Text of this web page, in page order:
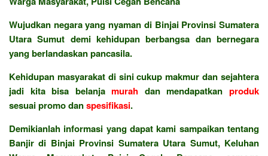
Wujudkan negara yang nyaman di Binjai Provinsi Sumatera
Utara Sumut demi kehidupan berbangsa dan bernegara
yang berlandaskan pancasila.
Kehidupan masyarakat di sini cukup makmur dan sejahtera
jadi kita bisa belanjamurah dan mendapatkanproduk
sesuai promo danspesifikasi.
Demikianlah informasi yang dapat kami sampaikan tentang
Banjir di Binjai Provinsi Sumatera Utara Sumut, Keluhan